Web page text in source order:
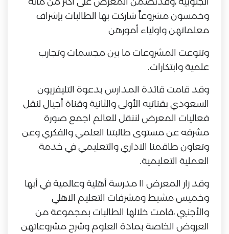
وخمسون مشروعاً شاركت بها الطالبات بإشراف
معلماتهن واولياء أمورهن
وتنوعت المشروعات ما بين مجسمات وتجارب
علمية وابتكارات.
وقد قامت قائدة المدارس بدعوة التليفزيون
السعودي بقناتيه الأولى والثانية وقناة أجيال لنقل
فعاليات المعرض لننقل للعالم اجمع صورة
مشرفه عن مستوى طالبتنا العلمي والفكري وعن
وتعاون طاقمنا الاداري والتعليمي في خدمة
العملية التعليمية.
وقد زار المعرض ١١ مدرسة أهلية وعالمية في أبها
وخميس مشيط ومشرفات التعليم الاهلي
والأجنبي ،قامت خلالها الطالبات بمجموعة من
العروض الخاصة بمادة العلوم وشرح مشروعاتهن